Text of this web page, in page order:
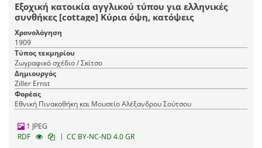
Εξοχική κατοικία αγγλικού τύπου για ελληνικές
συνθήκες [cottage] Κύρια όψη, κατόψεις
Χρονολόγηση
1909
Τύπος τεκμηρίου
Ζωγραφικό σχέδιο / Σκίτσο
Δημιουργός
Ziller Ernst
Φορέας
Εθνική Πινακοθήκη και Μουσείο Αλέξανδρου Σούτσου
1 JPEG
RDF
| CC BY-NC-ND 4.0 GR